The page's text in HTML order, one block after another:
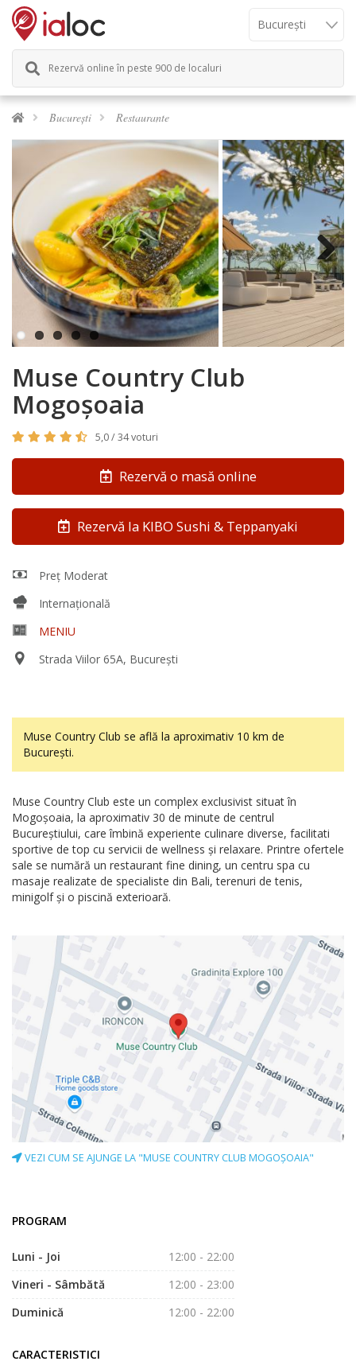
Rezervă online în peste 900 de localuri
București Restaurante
Next
Muse Country Club
Mogoşoaia
5,0 / 34 voturi
Rezervă o masă online
Rezervă la KIBO Sushi & Teppanyaki
Preț Moderat
Internațională
MENIU
Strada Viilor 65A, București
Muse Country Club se află la aproximativ 10 km de
București.
Muse Country Club este un complex exclusivist situat în
Mogoșoaia, la aproximativ 30 de minute de centrul
Bucureștiului, care îmbină experiente culinare diverse, facilitati
sportive de top cu servicii de wellness și relaxare. Printre ofertele
sale se numără un restaurant fine dining, un centru spa cu
masaje realizate de specialiste din Bali, terenuri de tenis,
minigolf și o piscină exterioară.
VEZI CUM SE AJUNGE LA "MUSE COUNTRY CLUB MOGOŞOAIA"
PROGRAM
Luni - Joi
12:00 - 22:00
Vineri - Sâmbătă
12:00 - 23:00
Duminică
12:00 - 22:00
CARACTERISTICI